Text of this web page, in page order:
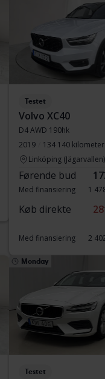
Testet
Volvo XC40
D4 AWD 190hk
2019
134 140 kilometer
Linköping (Jägarvallen)
Førende bud
Med finansiering 1
Køb direkte
Med finansiering
2
Monday
Testet